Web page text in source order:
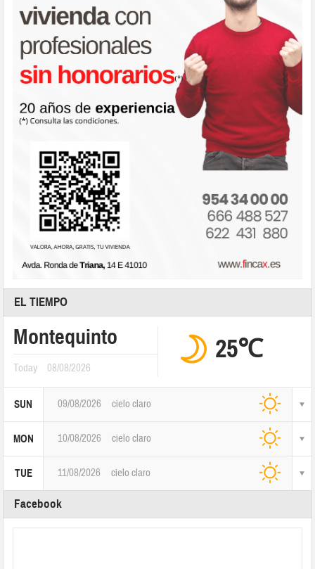
EL TIEMPO
Montequinto
Today 08/08/2026
25℃
SUN 09/08/2026 cielo claro
MON 10/08/2026 cielo claro
TUE 11/08/2026 cielo claro
Facebook